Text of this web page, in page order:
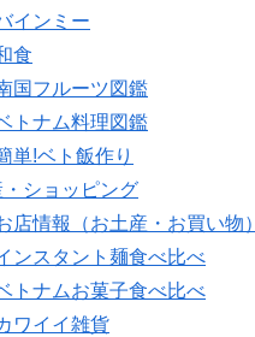
インミー
食
国フルーツ図鑑
トナム料理図鑑
単!ベト飯作り
・ショッピング
店情報（お土産・お買い物）
ンスタント麺食べ比べ
トナムお菓子食べ比べ
ワイイ雑貨